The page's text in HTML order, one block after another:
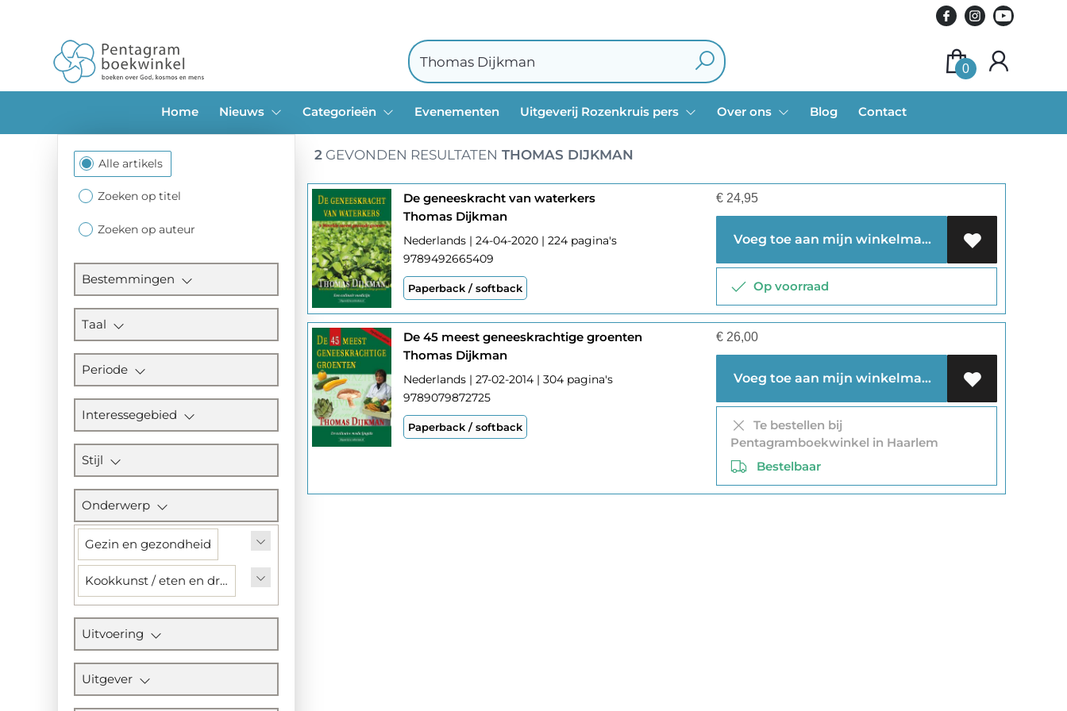
0
Home Nieuws Categorieën Evenementen Uitgeverij Rozenkruis pers Over ons Blog Contact
Filtersectie
Alle artikels
Zoeken op titel
Zoeken op auteur
Bestemmingen
Taal
Periode
Interessegebied
Stijl
Onderwerp
Gezin en gezondheid
Kookkunst / eten en drinken
Uitvoering
Uitgever
2 GEVONDEN RESULTATEN THOMAS DIJKMAN
De geneeskracht van waterkers
Thomas Dijkman
Nederlands | 24-04-2020 | 224 pagina's
9789492665409
Paperback / softback
€ 24,95
Voeg toe aan mijn winkelmandje
Op voorraad
De 45 meest geneeskrachtige groenten
Thomas Dijkman
Nederlands | 27-02-2014 | 304 pagina's
9789079872725
Paperback / softback
€ 26,00
Voeg toe aan mijn winkelmandje
Te bestellen bij
Pentagramboekwinkel in Haarlem
Bestelbaar